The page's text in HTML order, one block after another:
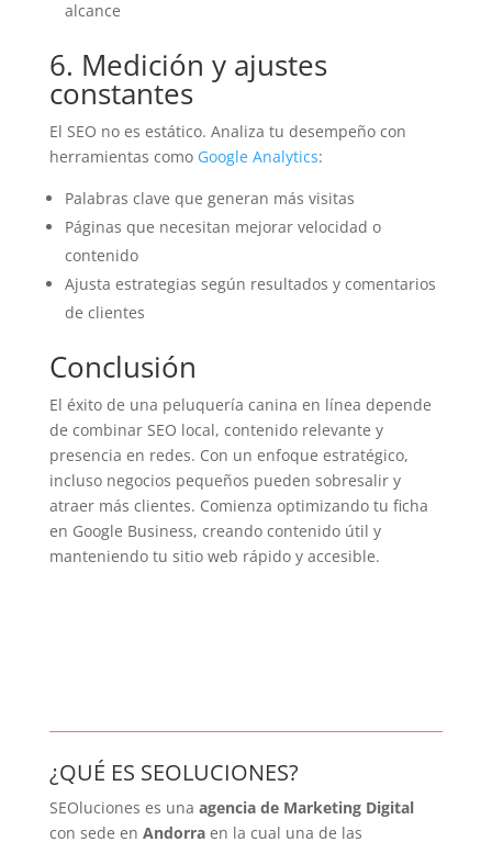
alcance
6. Medición y ajustes
constantes
El SEO no es estático. Analiza tu desempeño con
herramientas como Google Analytics:
Palabras clave que generan más visitas
Páginas que necesitan mejorar velocidad o
contenido
Ajusta estrategias según resultados y comentarios
de clientes
Conclusión
El éxito de una peluquería canina en línea depende
de combinar SEO local, contenido relevante y
presencia en redes. Con un enfoque estratégico,
incluso negocios pequeños pueden sobresalir y
atraer más clientes. Comienza optimizando tu ficha
en Google Business, creando contenido útil y
manteniendo tu sitio web rápido y accesible.
¿QUÉ ES SEOLUCIONES?
SEOluciones es una agencia de Marketing Digital
con sede en Andorraen la cual una de las